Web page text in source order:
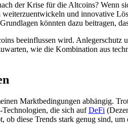
der Krise für die Altcoins? Wenn
und innovative
könnten dazu beitragen,
beeinflussen wird.
wie die Kombination aus
Marktbedingungen abhängig.
-Technologien, die sich aufDeFi
diese Trends stark genug sind,